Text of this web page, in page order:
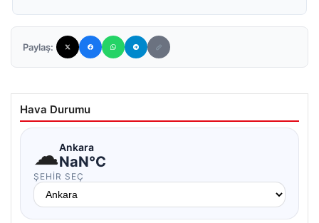
Paylaş:
Hava Durumu
☁Ankara
NaN°C
ŞEHIR SEÇ